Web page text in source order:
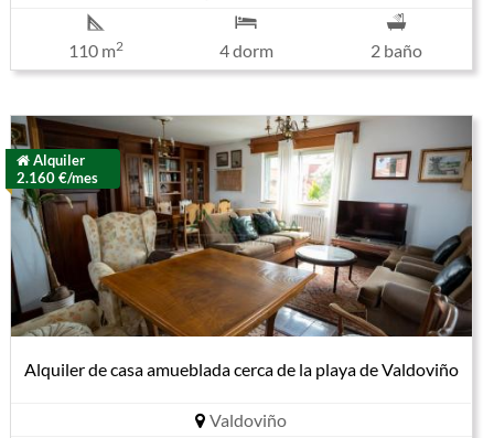
110 m2 4 dorm 2 baño
Alquiler
2.160 €/mes
Alquiler de casa amueblada cerca de la playa de Valdoviño
Valdoviño